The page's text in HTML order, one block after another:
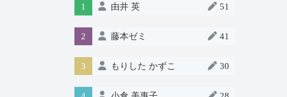
1 由井 英 51
2 藤本ゼミ 41
3 もりした かずこ 30